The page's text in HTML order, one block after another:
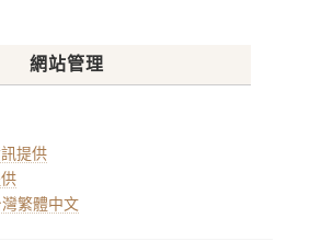
網站管理
提供
繁體中文